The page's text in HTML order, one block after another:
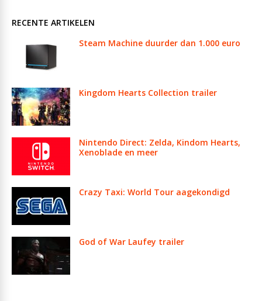
RECENTE ARTIKELEN
Steam Machine duurder dan 1.000 euro
Kingdom Hearts Collection trailer
Nintendo Direct: Zelda, Kindom Hearts,
Xenoblade en meer
Crazy Taxi: World Tour aagekondigd
God of War Laufey trailer